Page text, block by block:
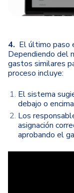
4. El último paso
Dependiendo del
gastos similares
proceso incluye:
El sistema
debajo o
Los
asignación
aprobando el